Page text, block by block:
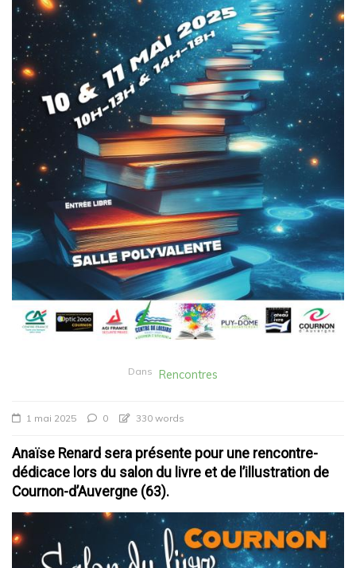
Dans Rencontres
1 mai 2025 0 330 words
Anaïse Renard sera présente pour une rencontre-
dédicace lors du salon du livre et de l’illustration de
Cournon-d’Auvergne (63).